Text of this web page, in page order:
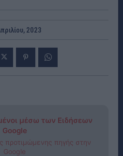
2023
μέσω των Ειδήσεων
Google
προτιμώμενης πηγής στην
Google